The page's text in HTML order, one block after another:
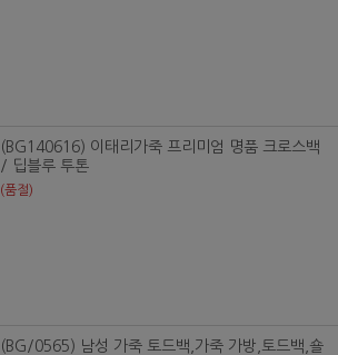
(BG140616) 이태리가죽 프리미엄 명품 크로스백
/ 딥블루 투톤
(품절)
(BG/0565) 남성 가죽 토드백,가죽 가방,토드백,숄